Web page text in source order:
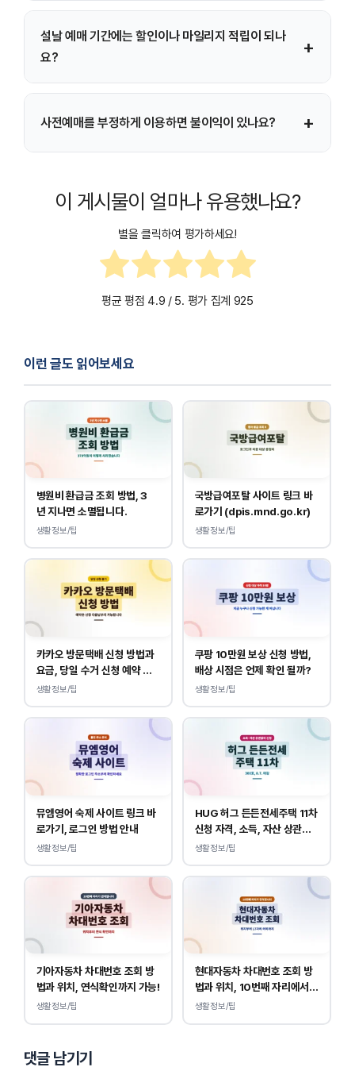
출발 시각에 가까울수록 수수료 비율이 높아집니다.
설날 예매 기간에는 할인이나 마일리지 적립이 되나
요?
+
및 인터넷 특가 상품이 적용되지 않습니다.
사전예매를 부정하게 이용하면 불이익이 있나요? +
사용이 적발될 경우 다음 명절 사전예매 제한 등 제재를 받을
이 게시물이 얼마나 유용했나요?
별을 클릭하여 평가하세요!
평균 평점 4.9 / 5. 평가 집계 925
이런 글도 읽어보세요
병원비 환급금 조회 방법, 3
년 지나면 소멸됩니다.
생활정보/팁
국방급여포탈 사이트 링크 바
로가기 (dpis.mnd.go.kr)
생활정보/팁
카카오 방문택배 신청 방법과
요금, 당일 수거 신청 예약 안
내
생활정보/팁
쿠팡 10만원 보상 신청 방법,
배상 시점은 언제 확인 될까?
생활정보/팁
뮤엠영어 숙제 사이트 링크 바
로가기, 로그인 방법 안내
생활정보/팁
HUG 허그 든든전세주택 11차
신청 자격, 소득, 자산 상관없
이 가능합니다.
생활정보/팁
기아자동차 차대번호 조회 방
법과 위치, 연식확인까지 가능!
생활정보/팁
현대자동차 차대번호 조회 방
법과 위치, 10번째 자리에서
연식 확인!
생활정보/팁
댓글 남기기